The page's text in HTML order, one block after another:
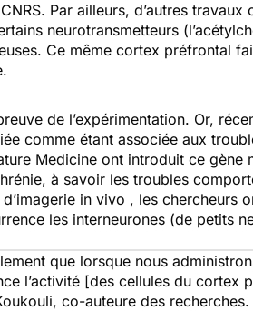
Par ailleurs, d’autres
neurotransmetteurs
Ce même cortex préfrontal
de l’expérimentation. Or,
comme étant associée aux
Medicine ont introduit ce gène
à savoir les troubles
in vivo , les chercheurs
les interneurones (de petits
que lorsque nous
l’activité [des cellules du cortex
co-auteure des recherches.